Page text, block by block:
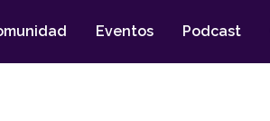
Eventos Podcast